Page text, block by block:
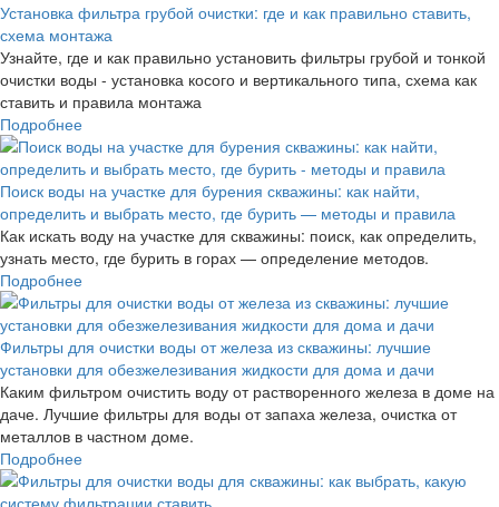
Установка фильтра грубой очистки: где и как правильно ставить,
схема монтажа
Узнайте, где и как правильно установить фильтры грубой и тонкой
очистки воды - установка косого и вертикального типа, схема как
ставить и правила монтажа
Подробнее
Поиск воды на участке для бурения скважины: как найти,
определить и выбрать место, где бурить — методы и правила
Как искать воду на участке для скважины: поиск, как определить,
узнать место, где бурить в горах — определение методов.
Подробнее
Фильтры для очистки воды от железа из скважины: лучшие
установки для обезжелезивания жидкости для дома и дачи
Каким фильтром очистить воду от растворенного железа в доме на
даче. Лучшие фильтры для воды от запаха железа, очистка от
металлов в частном доме.
Подробнее